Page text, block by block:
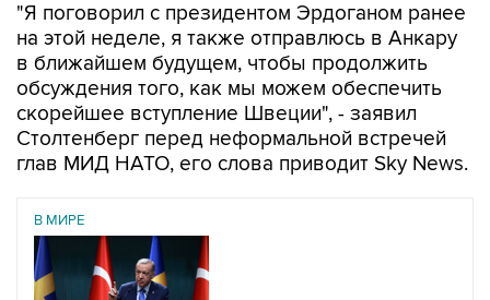
"Я поговорил с президентом Эрдоганом ранее
на этой неделе, я также отправлюсь в Анкару
в ближайшем будущем, чтобы продолжить
обсуждения того, как мы можем обеспечить
скорейшее вступление Швеции", - заявил
Столтенберг перед неформальной встречей
глав МИД НАТО, его слова приводит Sky News.
В МИРЕ